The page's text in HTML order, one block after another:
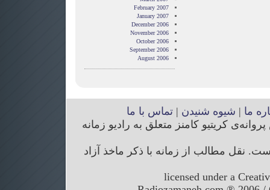
February 2007
January 2007
December 2006
November 2006
October 2006
September 2006
August 2006
ما | شیوه شنیدن |تماس با ما
کریتیو کامنز متعلق به رادیو زمانه
نقل مطالب از زمانه با ذکر ماخذ آزاد
licensed under a